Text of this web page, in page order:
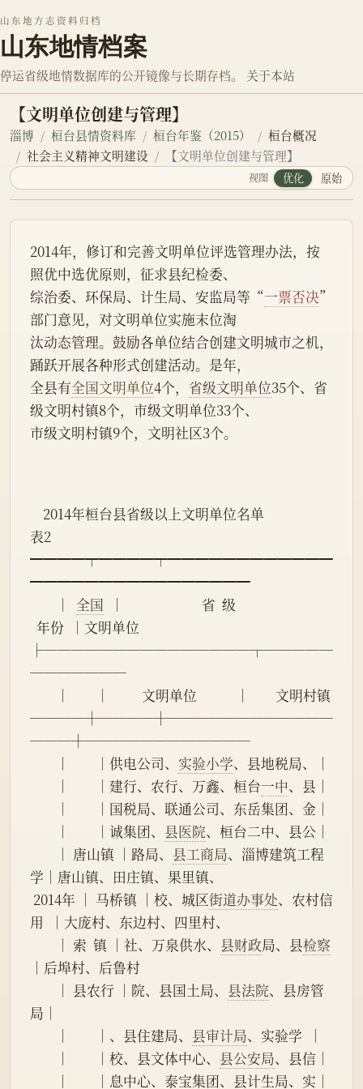
山东地方志资料归档
山东地情档案
停运省级地情数据库的公开镜像与长期存档。 关于本站
【文明单位创建与管理】
淄博 桓台县情资料库 桓台年鉴（2015）
桓台概况
社会主义精神文明建设
【文明单位创建与管理】
视图 优化 原始
2014年，修订和完善文明单位评选管理办法，按
照优中选优原则，征求县纪检委、
综治委、环保局、计生局、安监局等“一票否决”
部门意见，对文明单位实施末位淘
汰动态管理。鼓励各单位结合创建文明城市之机，
踊跃开展各种形式创建活动。是年，
全县有全国文明单位4个， 省级文明单位35个、省
级文明村镇8个，市级文明单位33个、
市级文明村镇9个，文明社区3个。
    2014年桓台县省级以上文明单位名单
表2
━━━━┯━━━━┯━━━━━━━━━━━━
━━━━━━━━━━━━━━━━
        │
全国
  │                        省  级
├───────────────┬─────
───────
        │        │          文明单位            │        文明村镇
────┼────┼────────────
───┼────────────
        │        │供电公司、
实验小学、县地税局、│
        │        │建行、农行、万鑫、桓台
一中、县│
        │        │国税局、联通公司、东岳集团、金│
        │        │诚集团、
县医院、桓台二中、县公│
        │ 唐山镇 │路局、
县工商局、淄博建筑工程
学│唐山镇、田庄镇、果里镇、
2014年 │ 马桥镇 │校、城区街道办事处、农村信
用  │大庞村、东边村、四里村、
        │ 索  镇 │社、万泉供水、
县财政局、县检察
│后埠村、后鲁村
        │ 县农行 │院、县国土局、
县法院、县房管
局│
        │        │、县住建局、
县审计局、实验学  │
        │        │校、县文体中心、
县公安局、县信│
        │        │息中心、泰宝集团、县计生局、实│